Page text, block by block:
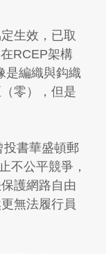
生效，已取
RCEP架構
是編織與鈎織
零），但是
投書華盛頓郵
不公平競爭，
護網路自由
無法履行員